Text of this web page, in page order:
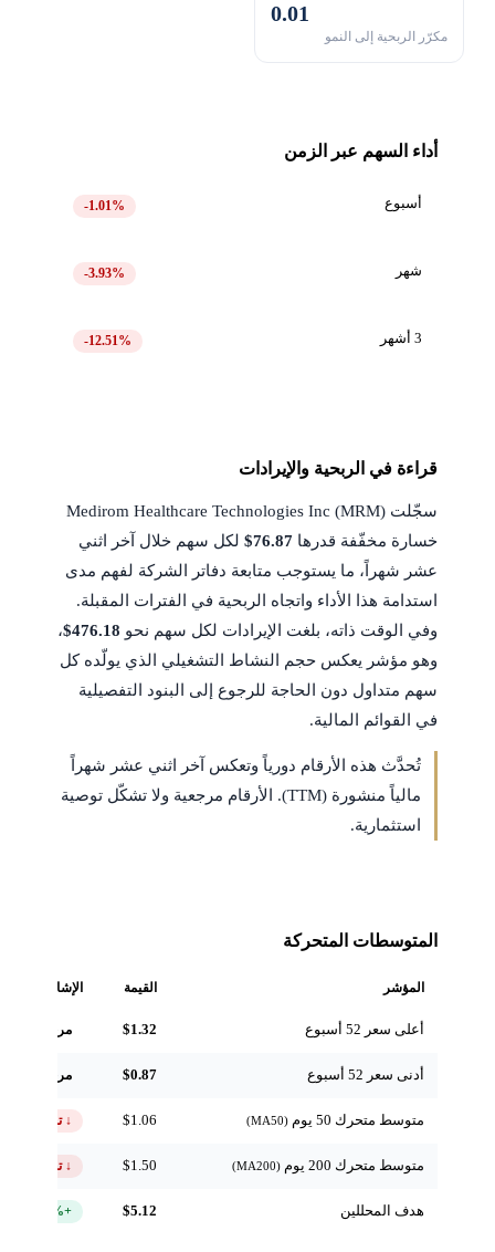
0.01
مكرّر الربحية إلى النمو
أداء السهم عبر الزمن
أسبوع -1.01%
شهر -3.93%
3 أشهر -12.51%
قراءة في الربحية والإيرادات
سجّلت Medirom Healthcare Technologies Inc (MRM)
خسارة مخفّفة قدرها $76.87لكل سهم خلال آخر اثني
عشر شهراً، ما يستوجب متابعة دفاتر الشركة لفهم مدى
استدامة هذا الأداء واتجاه الربحية في الفترات المقبلة.
وفي الوقت ذاته، بلغت الإيرادات لكل سهم نحو $476.18،
وهو مؤشر يعكس حجم النشاط التشغيلي الذي يولّده كل
سهم متداول دون الحاجة للرجوع إلى البنود التفصيلية
في القوائم المالية.
تُحدَّث هذه الأرقام دورياً وتعكس آخر اثني عشر شهراً
مالياً منشورة (TTM). الأرقام مرجعية ولا تشكّل توصية
استثمارية.
المتوسطات المتحركة
المؤشر القيمة الإشارة
أعلى سعر 52 أسبوع $1.32 مرجعي
أدنى سعر 52 أسبوع $0.87 مرجعي
متوسط متحرك 50 يوم $1.06 ↓ تحت
متوسط متحرك 200 يوم $1.50 ↓ تحت
هدف المحللين $5.12
+422.5%